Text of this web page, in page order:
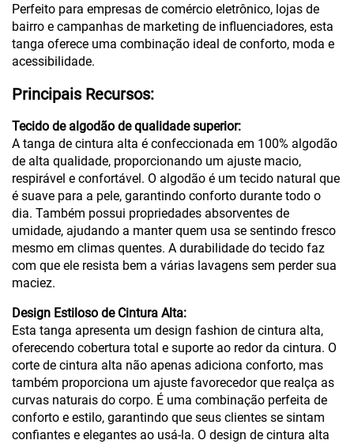
Perfeito para empresas de comércio eletrônico, lojas de
bairro e campanhas de marketing de influenciadores, esta
tanga oferece uma combinação ideal de conforto, moda e
acessibilidade.
Principais Recursos:
Tecido de algodão de qualidade superior:
A tanga de cintura alta é confeccionada em 100% algodão
de alta qualidade, proporcionando um ajuste macio,
respirável e confortável. O algodão é um tecido natural que
é suave para a pele, garantindo conforto durante todo o
dia. Também possui propriedades absorventes de
umidade, ajudando a manter quem usa se sentindo fresco
mesmo em climas quentes. A durabilidade do tecido faz
com que ele resista bem a várias lavagens sem perder sua
maciez.
Design Estiloso de Cintura Alta:
Esta tanga apresenta um design fashion de cintura alta,
oferecendo cobertura total e suporte ao redor da cintura. O
corte de cintura alta não apenas adiciona conforto, mas
também proporciona um ajuste favorecedor que realça as
curvas naturais do corpo. É uma combinação perfeita de
conforto e estilo, garantindo que seus clientes se sintam
confiantes e elegantes ao usá-la. O design de cintura alta